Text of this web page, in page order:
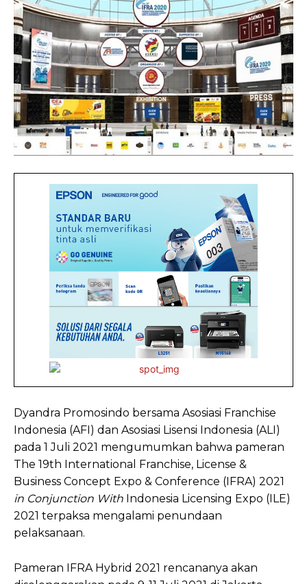
Dyandra Promosindo bersama Asosiasi Franchise
Indonesia (AFI) dan Asosiasi Lisensi Indonesia (ALI)
pada 1 Juli 2021 mengumumkan bahwa pameran
The 19th International Franchise, License &
Business Concept Expo & Conference (IFRA) 2021
in Conjunction With Indonesia Licensing Expo (ILE)
2021 terpaksa mengalami penundaan
pelaksanaan.
Pameran IFRA Hybrid 2021 rencananya akan